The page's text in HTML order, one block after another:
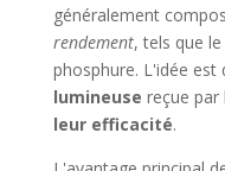
généralement
rendement, tels que
phosphure. L'idée est
lumineuse reçue par
leur efficacité.